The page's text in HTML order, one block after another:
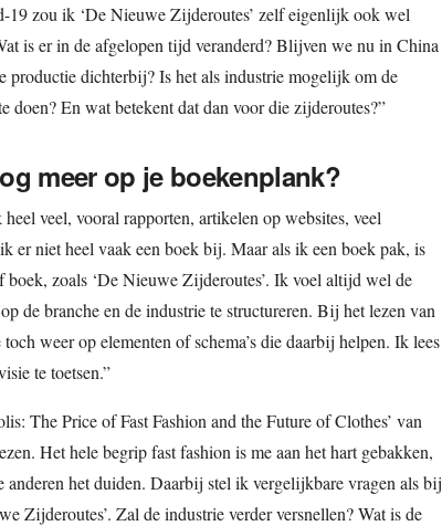
19 zou ik ‘De Nieuwe Zijderoutes’ zelf eigenlijk ook wel
is er in de afgelopen tijd veranderd? Blijven we nu in China
productie dichterbij? Is het als industrie mogelijk om de
doen? En wat betekent dat dan voor die zijderoutes?”
meer op je boekenplank?
veel, vooral rapporten, artikelen op websites, veel
er niet heel vaak een boek bij. Maar als ik een boek pak, is
boek, zoals ‘De Nieuwe Zijderoutes’. Ik voel altijd wel de
de branche en de industrie te structureren. Bij het lezen van
weer op elementen of schema’s die daarbij helpen. Ik lees
te toetsen.”
The Price of Fast Fashion and the Future of Clothes’ van
Het hele begrip fast fashion is me aan het hart gebakken,
anderen het duiden. Daarbij stel ik vergelijkbare vragen als bij
Zijderoutes’. Zal de industrie verder versnellen? Wat is de